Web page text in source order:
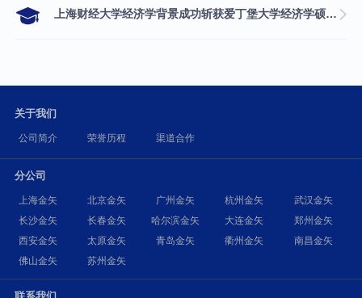
上海财经大学经济学背景成功斩获爱丁堡大学经济学硕士录取
关于我们
公司简介 荣誉历程 渠道合作
分公司
上海金矢 北京金矢 广州金矢 杭州金矢
武汉金矢
长沙金矢
长春金矢 哈尔滨金矢 大连金矢
郑州金矢
西安金矢
太原金矢 青岛金矢 衢州金矢
南昌金矢
佛山金矢
苏州金矢